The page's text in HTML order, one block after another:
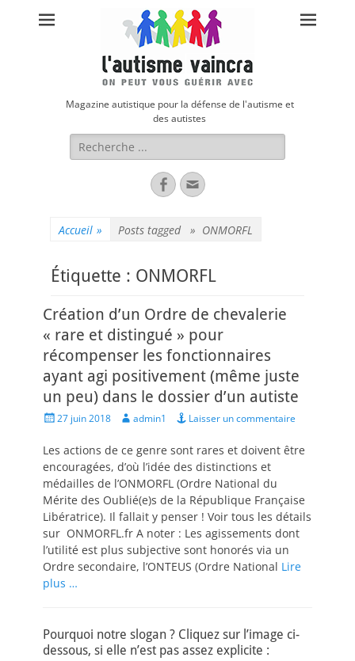
Magazine autistique pour la défense de l'autisme et
des autistes
Rechercher :
FacebookAdresse
de
Accueil » Posts tagged » ONMORFL
Étiquette : ONMORFL
Création d’un Ordre de chevalerie
« rare et distingué » pour
récompenser les fonctionnaires
ayant agi positivement (même juste
un peu) dans le dossier d’un autiste
Posted27 juin 2018 Author
admin1 Laisser un commentaire
Les actions de ce genre sont rares et doivent être
encouragées, d’où l’idée des distinctions et
médailles de l’ONMORFL (Ordre National du
Mérite des Oublié(e)s de la République Française
Libératrice). Il fallait y penser ! Voir tous les détails
sur ONMORFL.fr A noter : Les agissements dont
l’utilité est plus subjective sont honorés via un
Ordre secondaire, l’ONTEUS (Ordre National Lire
plus …
Pourquoi notre slogan ? Cliquez sur l’image ci-
dessous, si elle n’est pas assez explicite :